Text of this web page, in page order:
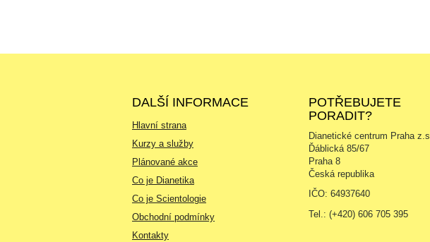
DALŠÍ INFORMACE
Hlavní strana
Kurzy a služby
Plánované akce
Co je Dianetika
Co je Scientologie
Obchodní podmínky
Kontakty
POTŘEBUJETE
PORADIT?
Dianetické centrum Praha z.s.
Ďáblická 85/67
Praha 8
Česká republika
IČO: 64937640
Tel.: (+420) 606 705 395